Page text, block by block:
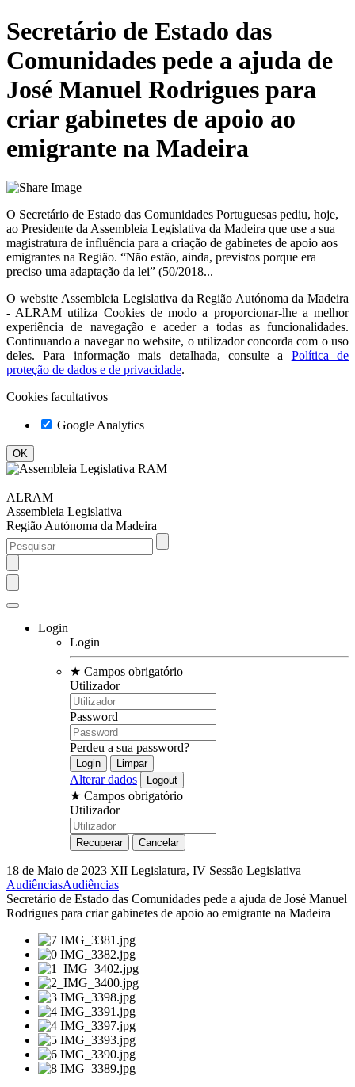
Secretário de Estado das
Comunidades pede a ajuda de
José Manuel Rodrigues para
criar gabinetes de apoio ao
emigrante na Madeira
O Secretário de Estado das Comunidades Portuguesas pediu, hoje,
ao Presidente da Assembleia Legislativa da Madeira que use a sua
magistratura de influência para a criação de gabinetes de apoio aos
emigrantes na Região. “Não estão, ainda, previstos porque era
preciso uma adaptação da lei” (50/2018...
O website Assembleia Legislativa da Região Autónoma da Madeira
- ALRAM utiliza Cookies de modo a proporcionar-lhe a melhor
experiência de navegação e aceder a todas as funcionalidades.
Continuando a navegar no website, o utilizador concorda com o uso
deles. Para informação mais detalhada, consulte a
Política de
proteção de dados e de privacidade.
Cookies facultativos
Google Analytics
ALRAM
Assembleia Legislativa
Região Autónoma da Madeira
Login
Login
★ Campos obrigatório
Utilizador
Password
Perdeu a sua password?
Alterar dados
★ Campos obrigatório
Utilizador
18 de Maio de 2023 XII Legislatura, IV Sessão Legislativa
AudiênciasAudiências
Secretário de Estado das Comunidades pede a ajuda de José Manuel
Rodrigues para criar gabinetes de apoio ao emigrante na Madeira